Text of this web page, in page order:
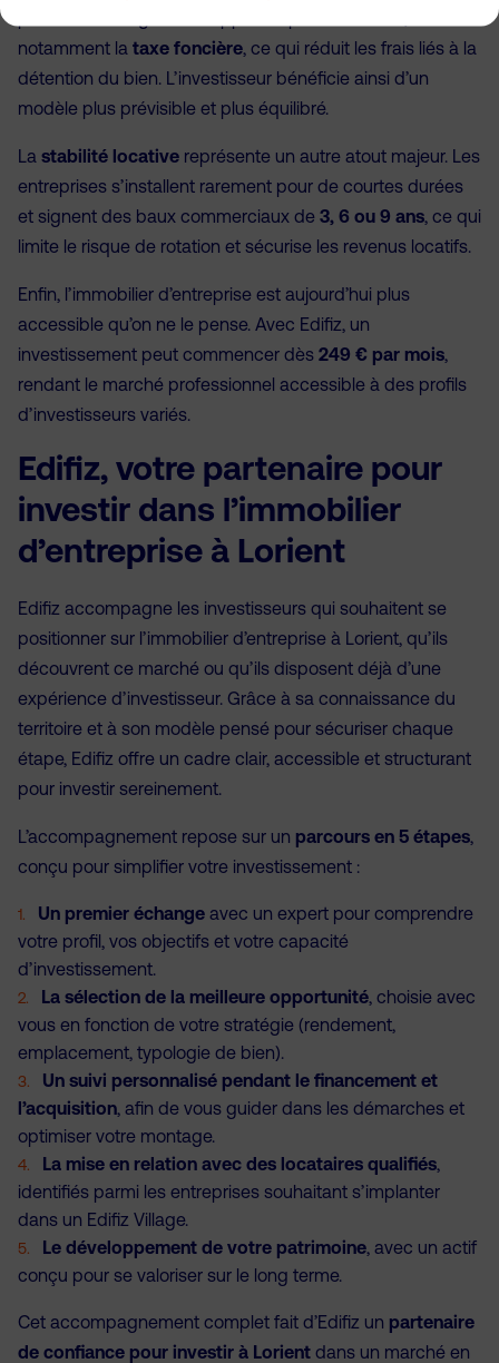
notamment la taxe foncière, ce qui réduit les frais liés à la
détention du bien. L’investisseur bénéficie ainsi d’un
modèle plus prévisible et plus équilibré.
La stabilité locative représente un autre atout majeur. Les
entreprises s’installent rarement pour de courtes durées
et signent des baux commerciaux de 3, 6 ou 9 ans, ce qui
limite le risque de rotation et sécurise les revenus locatifs.
Enfin, l’immobilier d’entreprise est aujourd’hui plus
accessible qu’on ne le pense. Avec Edifiz, un
investissement peut commencer dès 249 € par mois,
rendant le marché professionnel accessible à des profils
d’investisseurs variés.
Edifiz, votre partenaire pour
investir dans l’immobilier
d’entreprise à Lorient
Edifiz accompagne les investisseurs qui souhaitent se
positionner sur l’immobilier d’entreprise à Lorient, qu’ils
découvrent ce marché ou qu’ils disposent déjà d’une
expérience d’investisseur. Grâce à sa connaissance du
territoire et à son modèle pensé pour sécuriser chaque
étape, Edifiz offre un cadre clair, accessible et structurant
pour investir sereinement.
L’accompagnement repose sur un parcours en 5 étapes,
conçu pour simplifier votre investissement :
Un premier échange avec un expert pour comprendre
votre profil, vos objectifs et votre capacité
d’investissement.
La sélection de la meilleure opportunité, choisie avec
vous en fonction de votre stratégie (rendement,
emplacement, typologie de bien).
Un suivi personnalisé pendant le financement et
l’acquisition, afin de vous guider dans les démarches et
optimiser votre montage.
La mise en relation avec des locataires qualifiés,
identifiés parmi les entreprises souhaitant s’implanter
dans un Edifiz Village.
Le développement de votre patrimoine, avec un actif
conçu pour se valoriser sur le long terme.
Cet accompagnement complet fait d’Edifiz un partenaire
de confiance pour investir à Lorient dans un marché en